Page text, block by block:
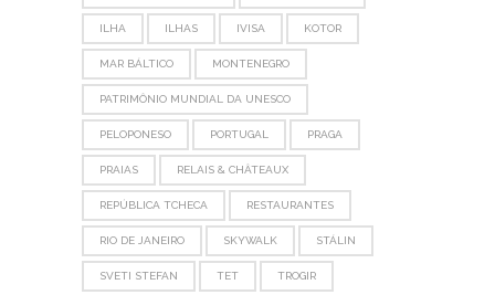
ILHA ILHAS IVISA KOTOR
MAR BÁLTICO MONTENEGRO
PATRIMÔNIO MUNDIAL DA UNESCO
PELOPONESO PORTUGAL PRAGA
PRAIAS RELAIS & CHÂTEAUX
REPÚBLICA TCHECA RESTAURANTES
RIO DE JANEIRO SKYWALK STÁLIN
SVETI STEFAN TET TROGIR